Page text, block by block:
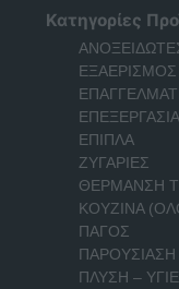
Κατηγορίες
ΕΞΑΕΡΙΣΜΟΣ
ΕΠΙΠΛΑ
ΖΥΓΑΡΙΕΣ
ΘΕΡΜΑΝΣΗ
ΚΟΥΖΙΝΑ
ΠΑΓΟΣ
ΠΑΡΟΥΣΙΑΣΗ
ΠΛΥΣΗ –